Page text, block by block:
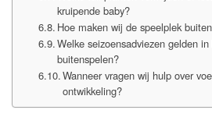
kruipende baby?
Hoe maken wij de speelplek
Welke seizoensadviezen gelden
buitenspelen?
Wanneer vragen wij hulp over
ontwikkeling?